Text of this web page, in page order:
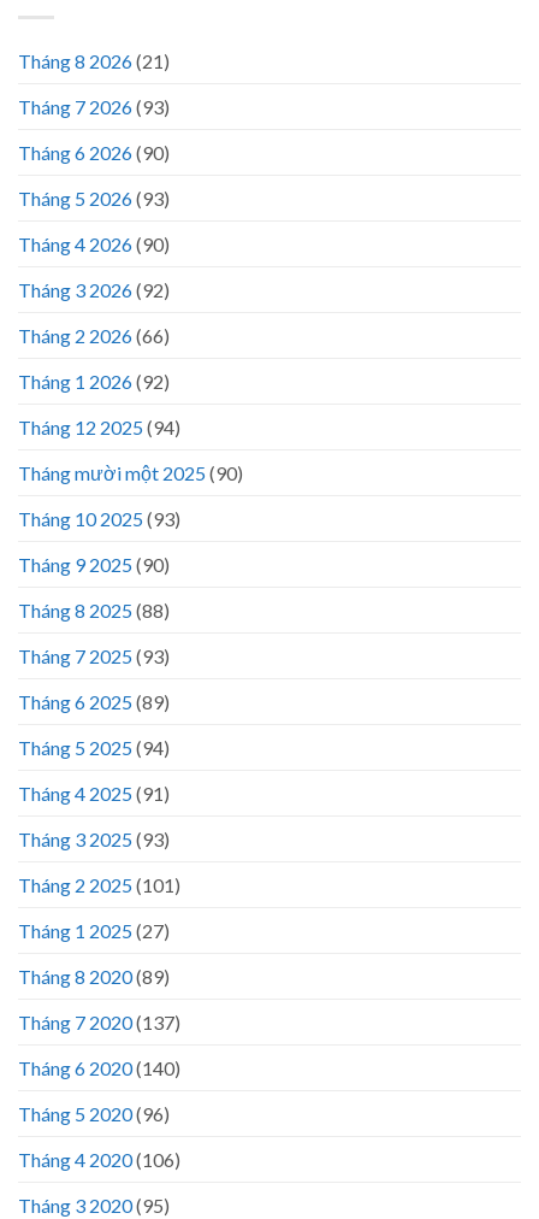
Tháng 8 2026(21)
Tháng 7 2026(93)
Tháng 6 2026(90)
Tháng 5 2026(93)
Tháng 4 2026(90)
Tháng 3 2026(92)
Tháng 2 2026(66)
Tháng 1 2026(92)
Tháng 12 2025(94)
Tháng mười một 2025(90)
Tháng 10 2025(93)
Tháng 9 2025(90)
Tháng 8 2025(88)
Tháng 7 2025(93)
Tháng 6 2025(89)
Tháng 5 2025(94)
Tháng 4 2025(91)
Tháng 3 2025(93)
Tháng 2 2025(101)
Tháng 1 2025(27)
Tháng 8 2020(89)
Tháng 7 2020(137)
Tháng 6 2020(140)
Tháng 5 2020(96)
Tháng 4 2020(106)
Tháng 3 2020(95)